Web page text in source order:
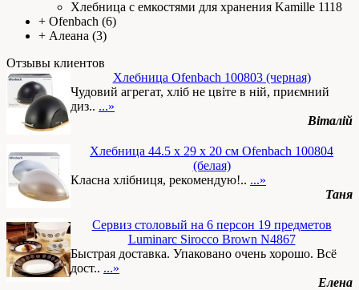
Хлебница с емкостями для хранения Kamille 1118
+ Ofenbach (6)
+ Алеана (3)
Отзывы клиентов
Хлебница Ofenbach 100803 (черная)
Чудовий агрегат, хліб не цвіте в ній, приємний
диз.. ...»
Віталій
Хлебница 44.5 х 29 х 20 см Ofenbach 100804
(белая)
Класна хлібниця, рекомендую!.. ...»
Таня
Сервиз столовый на 6 персон 19 предметов
Luminarc Sirocco Brown N4867
Быстрая доставка. Упаковано очень хорошо. Всё
дост.. ...»
Елена